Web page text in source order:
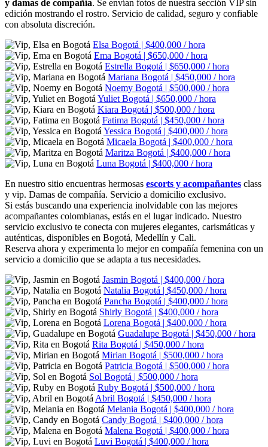
y damas de compañía. Se envían fotos de nuestra sección VIP sin
edición mostrando el rostro. Servicio de calidad, seguro y confiable
con absoluta discreción.
Elsa Bogotá | $400,000 / hora
Ema Bogotá | $650,000 / hora
Estrella Bogotá | $650,000 / hora
Mariana Bogotá | $450,000 / hora
Noemy Bogotá | $500,000 / hora
Yuliet Bogotá | $650,000 / hora
Kiara Bogotá | $500,000 / hora
Fatima Bogotá | $450,000 / hora
Yessica Bogotá | $400,000 / hora
Micaela Bogotá | $400,000 / hora
Maritza Bogotá | $400,000 / hora
Luna Bogotá | $400,000 / hora
En nuestro sitio encuentras hermosas escorts y acompañantes class
y vip. Damas de compañía. Servicio a domicilio exclusivo.
Si estás buscando una experiencia inolvidable con las mejores
acompañantes colombianas, estás en el lugar indicado. Nuestro
servicio exclusivo te conecta con mujeres elegantes, carismáticas y
auténticas, disponibles en Bogotá, Medellín y Cali.
Reserva ahora y experimenta lo mejor en compañía femenina con un
servicio a domicilio que se adapta a tus necesidades.
Jasmin Bogotá | $400,000 / hora
Natalia Bogotá | $450,000 / hora
Pancha Bogotá | $400,000 / hora
Shirly Bogotá | $400,000 / hora
Lorena Bogotá | $400,000 / hora
Guadalupe Bogotá | $450,000 / hora
Rita Bogotá | $450,000 / hora
Mirian Bogotá | $500,000 / hora
Patricia Bogotá | $500,000 / hora
Sol Bogotá | $500,000 / hora
Ruby Bogotá | $500,000 / hora
Abril Bogotá | $450,000 / hora
Melania Bogotá | $400,000 / hora
Candy Bogotá | $400,000 / hora
Malena Bogotá | $400,000 / hora
Luvi Bogotá | $400,000 / hora